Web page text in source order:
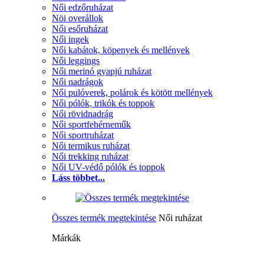
Női edzőruházat
Nöi overállok
Női esőruházat
Női ingek
Női kabátok, köpenyek és mellények
Női leggings
Női merinó gyapjú ruházat
Női nadrágok
Női pulóverek, polárok és kötött mellények
Női pólók, trikók és toppok
Női rövidnadrág
Női sportfehérneműk
Női sportruházat
Női termikus ruházat
Női trekking ruházat
Női UV-védő pólók és toppok
Láss többet...
Összes termék megtekintése Női ruházat
Márkák